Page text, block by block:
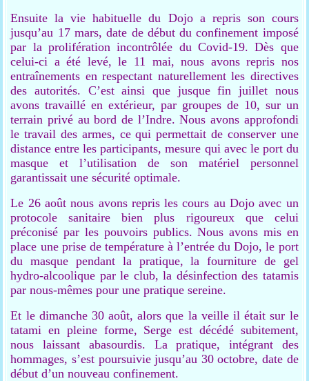
Ensuite la vie habituelle du Dojo a repris son cours
jusqu’au 17 mars, date de début du confinement imposé
par la prolifération incontrôlée du Covid-19. Dès que
celui-ci a été levé, le 11 mai, nous avons repris nos
entraînements en respectant naturellement les directives
des autorités. C’est ainsi que jusque fin juillet nous
avons travaillé en extérieur, par groupes de 10, sur un
terrain privé au bord de l’Indre. Nous avons approfondi
le travail des armes, ce qui permettait de conserver une
distance entre les participants, mesure qui avec le port du
masque et l’utilisation de son matériel personnel
garantissait une sécurité optimale.
Le 26 août nous avons repris les cours au Dojo avec un
protocole sanitaire bien plus rigoureux que celui
préconisé par les pouvoirs publics. Nous avons mis en
place une prise de température à l’entrée du Dojo, le port
du masque pendant la pratique, la fourniture de gel
hydro-alcoolique par le club, la désinfection des tatamis
par nous-mêmes pour une pratique sereine.
Et le dimanche 30 août, alors que la veille il était sur le
tatami en pleine forme, Serge est décédé subitement,
nous laissant abasourdis. La pratique, intégrant des
hommages, s’est poursuivie jusqu’au 30 octobre, date de
début d’un nouveau confinement.